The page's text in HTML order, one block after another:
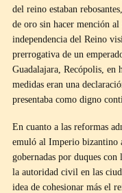
del reino estaban
de oro sin hacer mención
independencia del Reino
prerrogativa de un
Guadalajara, Recópolis, en
medidas eran una
presentaba como digno
En cuanto a las reformas
emuló al Imperio
gobernadas por duques
la autoridad civil en las
idea de cohesionar más el